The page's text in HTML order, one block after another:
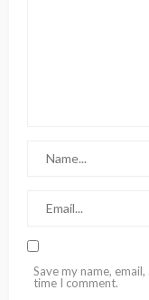
Save my name,
time I comment.